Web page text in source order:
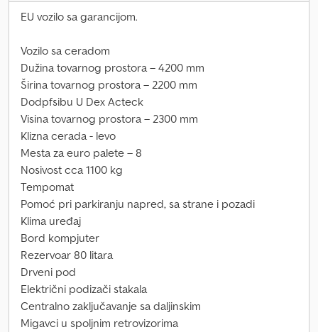
EU vozilo sa garancijom.
Vozilo sa ceradom
Dužina tovarnog prostora – 4200 mm
Širina tovarnog prostora – 2200 mm
Dodpfsibu U Dex Acteck
Visina tovarnog prostora – 2300 mm
Klizna cerada - levo
Mesta za euro palete – 8
Nosivost cca 1100 kg
Tempomat
Pomoć pri parkiranju napred, sa strane i pozadi
Klima uređaj
Bord kompjuter
Rezervoar 80 litara
Drveni pod
Električni podizači stakala
Centralno zaključavanje sa daljinskim
Migavci u spoljnim retrovizorima